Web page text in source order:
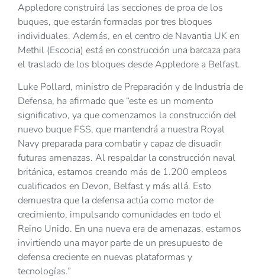
Appledore construirá las secciones de proa de los
buques, que estarán formadas por tres bloques
individuales. Además, en el centro de Navantia UK en
Methil (Escocia) está en construcción una barcaza para
el traslado de los bloques desde Appledore a Belfast.
Luke Pollard, ministro de Preparación y de Industria de
Defensa, ha afirmado que “este es un momento
significativo, ya que comenzamos la construcción del
nuevo buque FSS, que mantendrá a nuestra Royal
Navy preparada para combatir y capaz de disuadir
futuras amenazas. Al respaldar la construcción naval
británica, estamos creando más de 1.200 empleos
cualificados en Devon, Belfast y más allá. Esto
demuestra que la defensa actúa como motor de
crecimiento, impulsando comunidades en todo el
Reino Unido. En una nueva era de amenazas, estamos
invirtiendo una mayor parte de un presupuesto de
defensa creciente en nuevas plataformas y
tecnologías.”